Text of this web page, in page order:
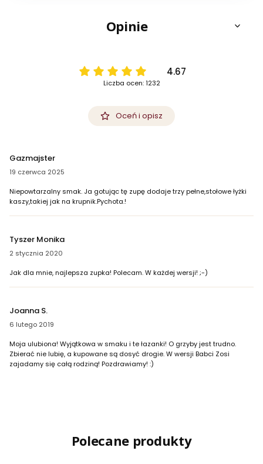
Opinie
4.67
Liczba ocen: 1232
Oceń i opisz
Gazmajster
19 czerwca 2025
Niepowtarzalny smak. Ja gotując tę zupę dodaje trzy pełne,stołowe łyżki
kaszy,takiej jak na krupnik.Pychota.!
Tyszer Monika
2 stycznia 2020
Jak dla mnie, najlepsza zupka! Polecam. W każdej wersji! ;-)
Joanna S.
6 lutego 2019
Moja ulubiona! Wyjątkowa w smaku i te łazanki! O grzyby jest trudno.
Zbierać nie lubię, a kupowane są dosyć drogie. W wersji Babci Zosi
zajadamy się całą rodziną! Pozdrawiamy! :)
Polecane produkty